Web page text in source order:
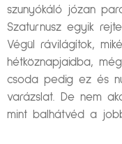
szunyókáló józan
Szaturnusz egyik
Végül rávilágítok,
hétköznapjaidba,
csoda pedig ez és
varázslat. De nem
mint balhátvéd a